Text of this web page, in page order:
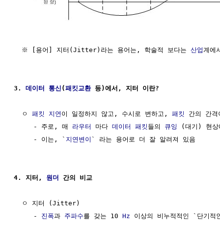
  ※ [용어] 지터(Jitter)라는 용어는, 학술적 보다는
산업 계에
3. 데이터 통신 (패킷교환 등)에서, 지터 이란?
  ㅇ
패킷 지연 이 일정하지 않고, 수시로 변하고, 패킷
간의 간
     - 주로, 매
라우터 마다 데이터 패킷 들의 큐잉
(대기) 현상
     - 이는, `
지연변이 ` 라는 용어로 더 잘 알려져 있음
4. 지터, 원더 간의 비교
  ㅇ 지터 (Jitter)
     -
진폭과 주파수를 갖는 10 Hz 이상의 비누적적인 `단기